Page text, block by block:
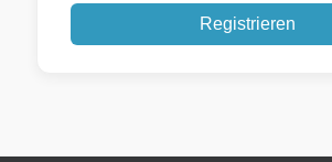
Registrieren